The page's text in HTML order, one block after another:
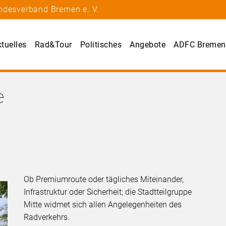
Bremen e. V.
Rad&Tour Politisches Angebote ADFC Bremen
Ob Premiumroute oder tägliches Miteinander,
Infrastruktur oder Sicherheit; die Stadtteilgruppe
Mitte widmet sich allen Angelegenheiten des
Radverkehrs.